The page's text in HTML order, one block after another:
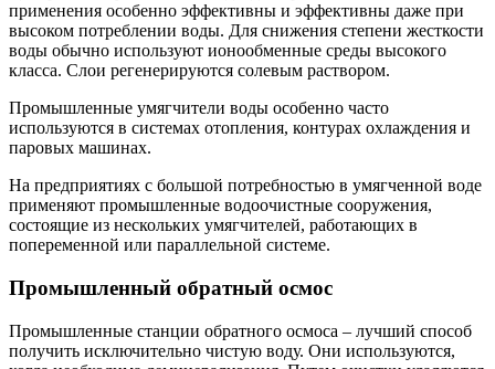
применения особенно эффективны и эффективны даже при
высоком потреблении воды. Для снижения степени жесткости
воды обычно используют ионообменные среды высокого
класса. Слои регенерируются солевым раствором.
Промышленные умягчители воды особенно часто
используются в системах отопления, контурах охлаждения и
паровых машинах.
На предприятиях с большой потребностью в умягченной воде
применяют промышленные водоочистные сооружения,
состоящие из нескольких умягчителей, работающих в
попеременной или параллельной системе.
Промышленный обратный осмос
Промышленные станции обратного осмоса – лучший способ
получить исключительно чистую воду. Они используются,